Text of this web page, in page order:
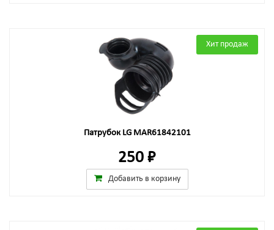
Хит продаж
Патрубок LG MAR61842101
250 ₽
Добавить в корзину